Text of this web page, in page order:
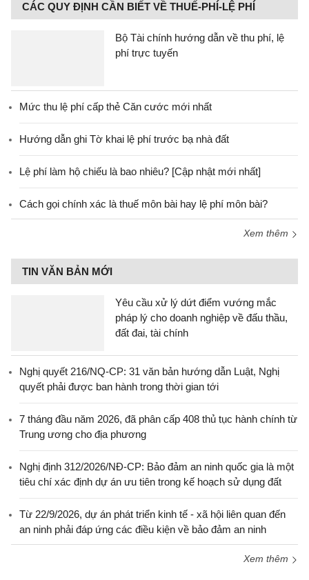
CÁC QUY ĐỊNH CẦN BIẾT VỀ THUẾ-PHÍ-LỆ PHÍ
Bộ Tài chính hướng dẫn về thu phí, lệ
phí trực tuyến
Mức thu lệ phí cấp thẻ Căn cước mới nhất
Hướng dẫn ghi Tờ khai lệ phí trước bạ nhà đất
Lệ phí làm hộ chiếu là bao nhiêu? [Cập nhật mới nhất]
Cách gọi chính xác là thuế môn bài hay lệ phí môn bài?
Xem thêm
TIN VĂN BẢN MỚI
Yêu cầu xử lý dứt điểm vướng mắc
pháp lý cho doanh nghiệp về đấu thầu,
đất đai, tài chính
Nghị quyết 216/NQ-CP: 31 văn bản hướng dẫn Luật, Nghị
quyết phải được ban hành trong thời gian tới
7 tháng đầu năm 2026, đã phân cấp 408 thủ tục hành chính từ
Trung ương cho địa phương
Nghị định 312/2026/NĐ-CP: Bảo đảm an ninh quốc gia là một
tiêu chí xác định dự án ưu tiên trong kế hoạch sử dụng đất
Từ 22/9/2026, dự án phát triển kinh tế - xã hội liên quan đến
an ninh phải đáp ứng các điều kiện về bảo đảm an ninh
Xem thêm